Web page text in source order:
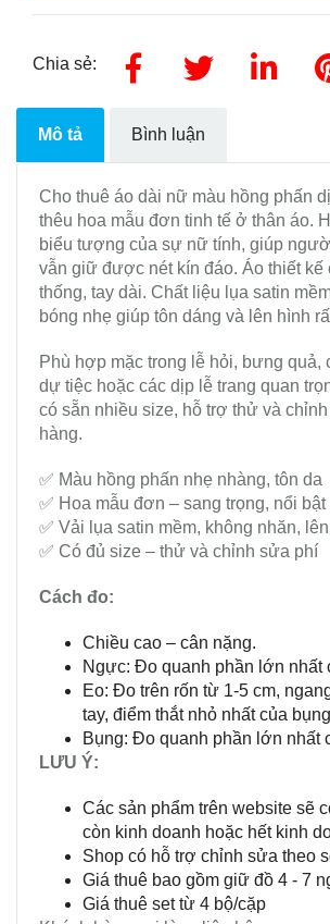
Chia sẻ:
Mô tả Bình luận
Cho thuê áo dài nữ màu hồng phấn
thêu hoa mẫu đơn tinh tế ở thân áo.
biểu tượng của sự nữ tính, giúp
vẫn giữ được nét kín đáo. Áo thiết kế
thống, tay dài. Chất liệu lụa satin
bóng nhẹ giúp tôn dáng và lên hình
Phù hợp mặc trong lễ hỏi, bưng quả,
dự tiệc hoặc các dịp lễ trang quan
có sẵn nhiều size, hỗ trợ thử và
hàng.
✅ Màu hồng phấn nhẹ nhàng, tôn da
✅ Hoa mẫu đơn – sang trọng, nổi bật
✅ Vải lụa satin mềm, không nhăn,
✅ Có đủ size – thử và chỉnh sửa phí
Cách đo:
Chiều cao – cân nặng.
Ngực: Đo quanh phần lớn nhất
Eo: Đo trên rốn từ 1-5 cm,
tay, điểm thắt nhỏ nhất của
Bụng: Đo quanh phần lớn nhất
LƯU Ý:
Các sản phẩm trên website sẽ
còn kinh doanh hoặc hết kinh
Shop có hỗ trợ chỉnh sửa theo
Giá thuê bao gồm giữ đồ 4 - 7
Giá thuê set từ 4 bộ/cặp